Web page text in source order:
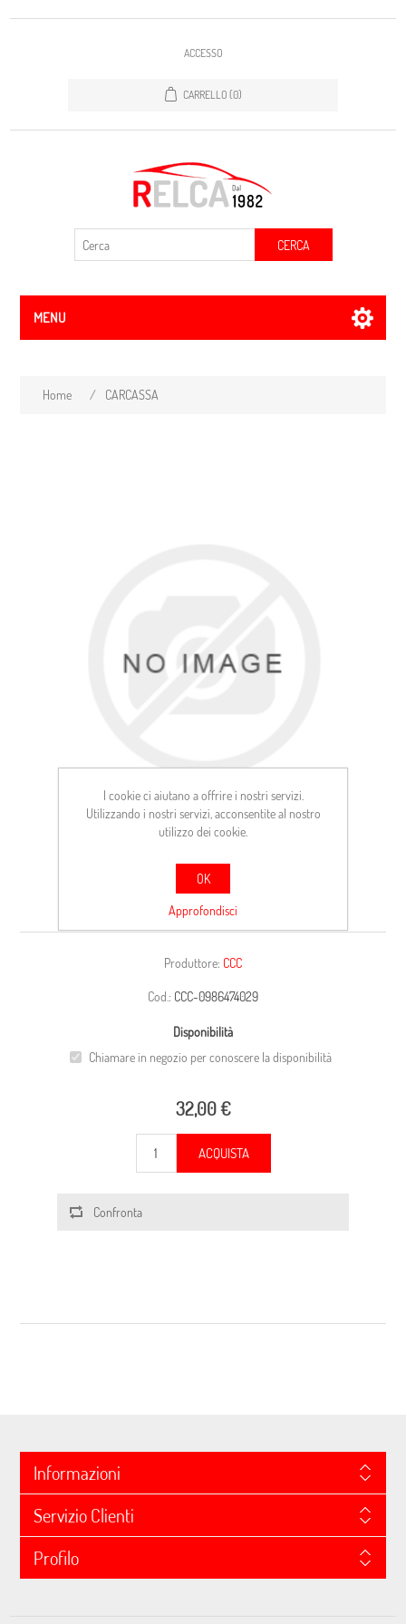
ACCESSO
CARRELLO (0)
CERCA
MENU
Home / CARCASSA
CARCASSA
Produttore: CCC
Cod.: CCC-0986474029
Disponibilità
Chiamare in negozio per conoscere la disponibilità
32,00 €
ACQUISTA
Confronta
Informazioni
Servizio Clienti
Profilo
I cookie ci aiutano a offrire i nostri servizi.
Utilizzando i nostri servizi, acconsentite al nostro
utilizzo dei cookie.
OK
Approfondisci